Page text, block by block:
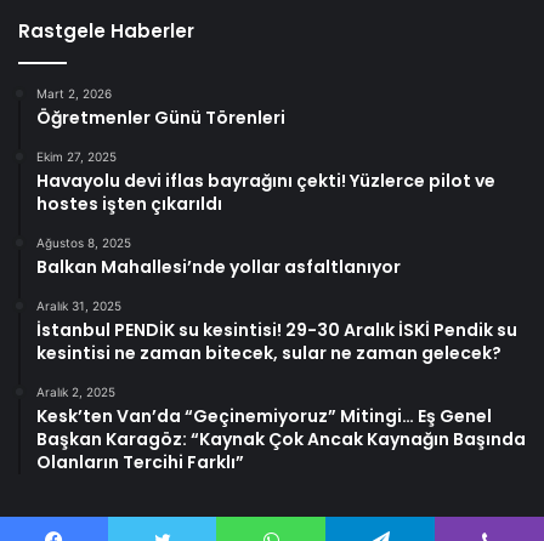
Rastgele Haberler
Mart 2, 2026
Öğretmenler Günü Törenleri
Ekim 27, 2025
Havayolu devi iflas bayrağını çekti! Yüzlerce pilot ve
hostes işten çıkarıldı
Ağustos 8, 2025
Balkan Mahallesi’nde yollar asfaltlanıyor
Aralık 31, 2025
İstanbul PENDİK su kesintisi! 29-30 Aralık İSKİ Pendik su
kesintisi ne zaman bitecek, sular ne zaman gelecek?
Aralık 2, 2025
Kesk’ten Van’da “Geçinemiyoruz” Mitingi… Eş Genel
Başkan Karagöz: “Kaynak Çok Ancak Kaynağın Başında
Olanların Tercihi Farklı”